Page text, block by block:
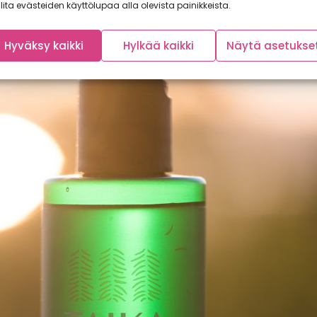
evästeiden käyttölupaa alla olevista painikkeista.
Hyväksy kaikki Hylkää kaikki Näytä